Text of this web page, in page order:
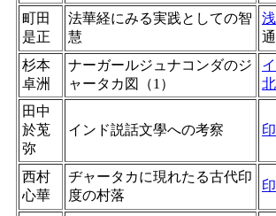
町田
是正
法華経にみる実践としての智
慧
杉本
卓洲
ナーガールジュナコンダのジ
ャータカ図（1）
田中
於莵
弥
インド説話文學への考察
西村
心華
ヂャータカに現れたる古代印
度の村落